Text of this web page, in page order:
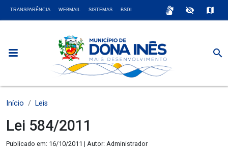
TRANSPARÊNCIA WEBMAIL SISTEMAS BSDI sign_language visibility_off map
search
Início Leis
Lei 584/2011
Publicado em: 16/10/2011 | Autor: Administrador